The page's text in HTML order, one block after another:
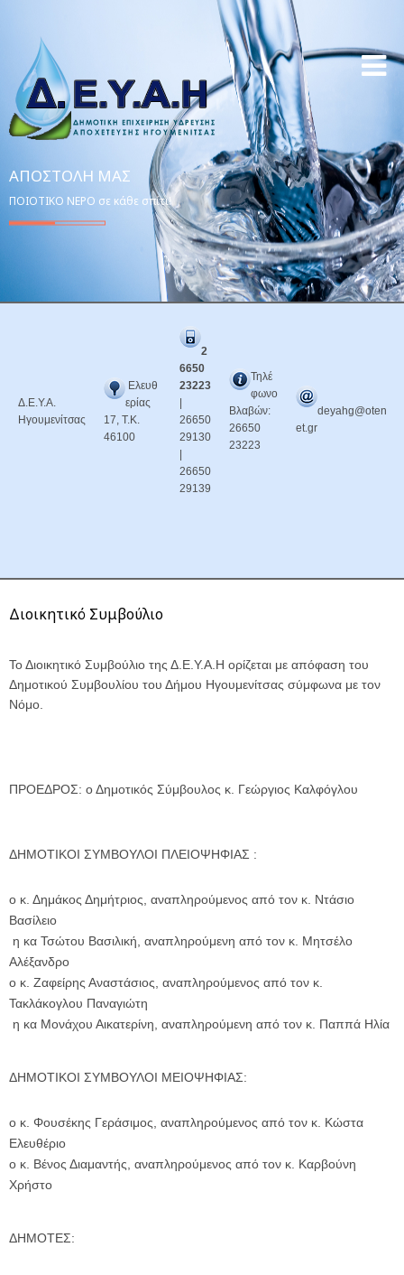
ΑΠΟΣΤΟΛΉ ΜΑΣ
ΠΟΙΟΤΙΚΟ ΝΕΡΟ σε κάθε σπίτι!
Δ.Ε.Υ.Α.
Ηγουμενίτσας
Ελευθ
ερίας
17, Τ.Κ.
46100
2
6650
23223
26650
29130
26650
29139
Τηλέ
φωνο
Βλαβών:
26650
23223
deyahg@oten
et.gr
Διοικητικό Συμβούλιο
Το Διοικητικό Συμβούλιο της Δ.Ε.Υ.Α.Η ορίζεται με απόφαση του
Δημοτικού Συμβουλίου του Δήμου Ηγουμενίτσας σύμφωνα με τον
Νόμο.
ΠΡΟΕΔΡΟΣ: ο Δημοτικός Σύμβουλος κ. Γεώργιος Καλφόγλου
ΔΗΜΟΤΙΚΟΙ ΣΥΜΒΟΥΛΟΙ ΠΛΕΙΟΨΗΦΙΑΣ :
ο κ. Δημάκος Δημήτριος, αναπληρούμενος από τον κ. Ντάσιο
Βασίλειο
η κα Τσώτου Βασιλική, αναπληρούμενη από τον κ. Μητσέλο
Αλέξανδρο
ο κ. Ζαφείρης Αναστάσιος, αναπληρούμενος από τον κ.
Τακλάκογλου Παναγιώτη
η κα Μονάχου Αικατερίνη, αναπληρούμενη από τον κ. Παππά Ηλία
ΔΗΜΟΤΙΚΟΙ ΣΥΜΒΟΥΛΟΙ ΜΕΙΟΨΗΦΙΑΣ:
ο κ. Φουσέκης Γεράσιμος, αναπληρούμενος από τον κ. Κώστα
Ελευθέριο
ο κ. Βένος Διαμαντής, αναπληρούμενος από τον κ. Καρβούνη
Χρήστο
ΔΗΜΟΤΕΣ: